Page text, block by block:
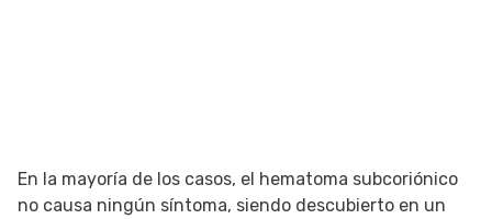
En la mayoría de los casos, el hematoma subcoriónico
no causa ningún síntoma, siendo descubierto en un